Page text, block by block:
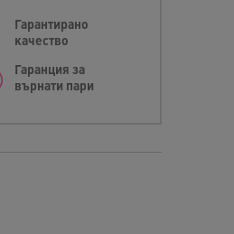
Гарантирано
качество
Гаранция за
върнати пари